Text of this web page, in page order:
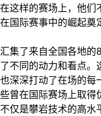
这样的赛场上，他
国际赛事中的崛起奠
集了来自全国各地
不同的动力和看点
深深打动了在场的每
曾在国际赛场上取
仅是攀岩技术的高